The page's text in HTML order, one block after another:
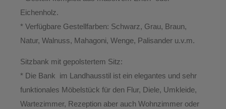
Eichenholz.
* Verfügbare Gestellfarben: Schwarz, Grau, Braun,
Natur, Walnuss, Mahagoni, Wenge, Palisander u.v.m.
Sitzbank mit gepolstertem Sitz:
* Die Bank im Landhausstil ist ein elegantes und sehr
funktionales Möbelstück für den Flur, Diele, Umkleide,
Wartezimmer, Rezeption aber auch Wohnzimmer oder